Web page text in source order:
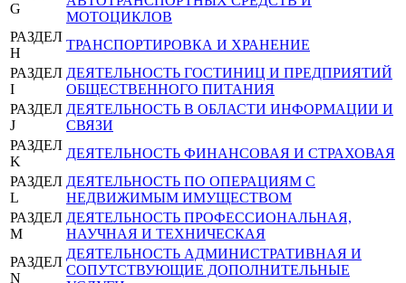
G
МОТОЦИКЛОВ
РАЗДЕЛ
H
ТРАНСПОРТИРОВКА И ХРАНЕНИЕ
РАЗДЕЛ
I
ДЕЯТЕЛЬНОСТЬ ГОСТИНИЦ И ПРЕДПРИЯТИЙ
ОБЩЕСТВЕННОГО ПИТАНИЯ
РАЗДЕЛ
J
ДЕЯТЕЛЬНОСТЬ В ОБЛАСТИ ИНФОРМАЦИИ И
СВЯЗИ
РАЗДЕЛ
K
ДЕЯТЕЛЬНОСТЬ ФИНАНСОВАЯ И СТРАХОВАЯ
РАЗДЕЛ
L
ДЕЯТЕЛЬНОСТЬ ПО ОПЕРАЦИЯМ С
НЕДВИЖИМЫМ ИМУЩЕСТВОМ
РАЗДЕЛ
M
ДЕЯТЕЛЬНОСТЬ ПРОФЕССИОНАЛЬНАЯ,
НАУЧНАЯ И ТЕХНИЧЕСКАЯ
РАЗДЕЛ
N
ДЕЯТЕЛЬНОСТЬ АДМИНИСТРАТИВНАЯ И
СОПУТСТВУЮЩИЕ ДОПОЛНИТЕЛЬНЫЕ